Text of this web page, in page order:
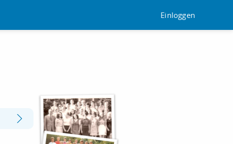
Einloggen